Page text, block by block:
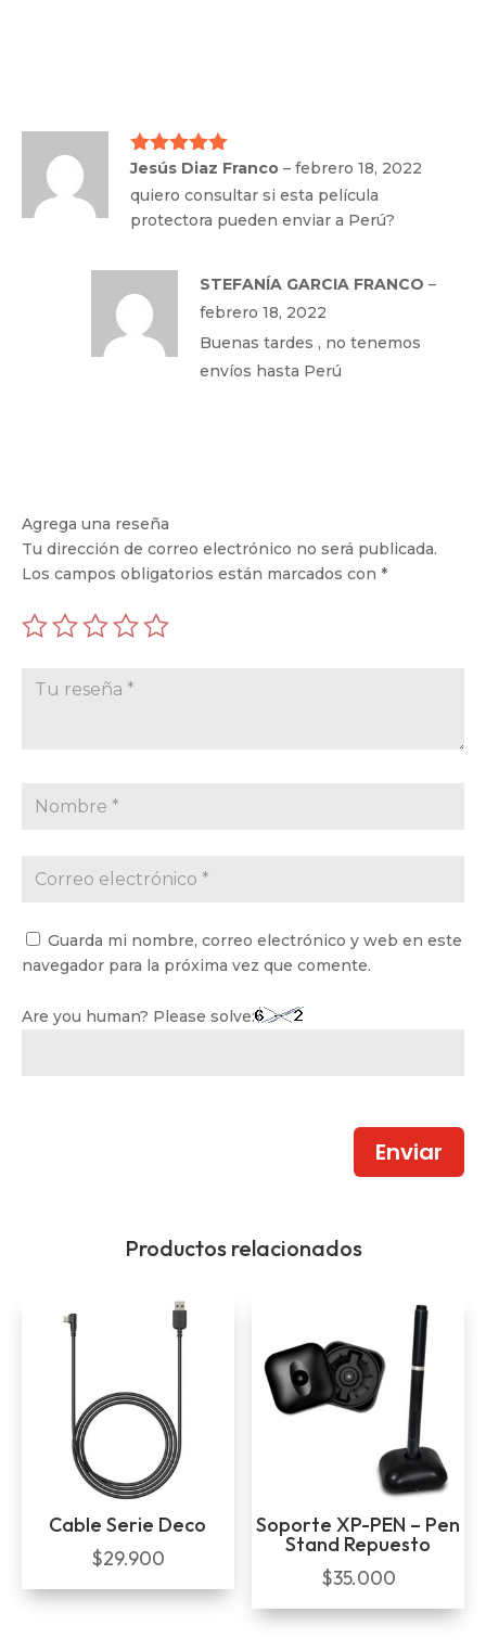
Valorado
con
Jesús Diaz Franco – febrero 18, 2022
quiero consultar si esta película
protectora pueden enviar a Perú?
STEFANÍA GARCIA FRANCO –
febrero 18, 2022
Buenas tardes , no tenemos
envíos hasta Perú
Agrega una reseña
Tu dirección de correo electrónico no será publicada.
Los campos obligatorios están marcados con *
Guarda mi nombre, correo electrónico y web en este
navegador para la próxima vez que comente.
Are you human? Please solve:
Enviar
Productos relacionados
Cable Serie Deco
$29.900
Soporte XP-PEN – Pen
Stand Repuesto
$35.000